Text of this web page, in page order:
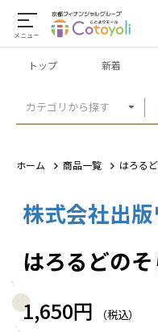
メニュー
カテゴリから探す
トップ 新着
ホーム 商品一覧 はろる
株式会社出
はろるどの
1,650円 （税込）